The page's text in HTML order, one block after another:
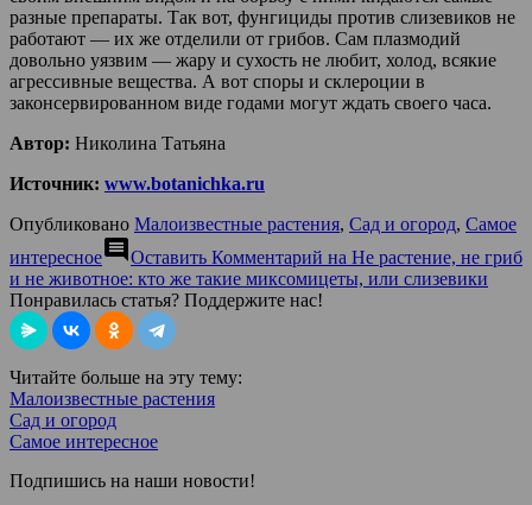
разные препараты. Так вот, фунгициды против слизевиков не
работают — их же отделили от грибов. Сам плазмодий
довольно уязвим — жару и сухость не любит, холод, всякие
агрессивные вещества. А вот споры и склероции в
законсервированном виде годами могут ждать своего часа.
Автор: Николина Татьяна
Источник: www.botanichka.ru
Опубликовано Малоизвестные растения, Сад и огород, Самое
интересноеcomment Оставить Комментарий на Не растение, не гриб
и не животное: кто же такие миксомицеты, или слизевики
Понравилась статья? Поддержите нас!
Читайте больше на эту тему:
Малоизвестные растения
Сад и огород
Самое интересное
Подпишись на наши новости!